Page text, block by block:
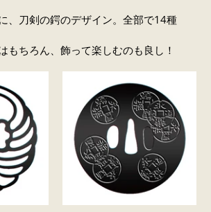
、刀剣の鍔のデザイン。全部で14種
もちろん、飾って楽しむのも良し！